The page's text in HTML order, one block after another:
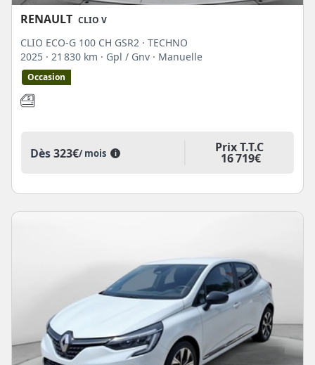
RENAULT CLIO V
CLIO ECO-G 100 CH GSR2 · TECHNO
2025 · 21 830 km · Gpl / Gnv · Manuelle
Occasion
Dès323€/ mois i Prix T.T.C
16 719€